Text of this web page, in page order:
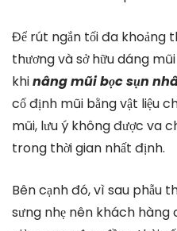
Để rút ngắn tối đa khoảng
thương và sở hữu dáng
khinâng mũi bọc sụn
cố định mũi bằng vật liệu
mũi, lưu ý không được va
trong thời gian nhất định.
Bên cạnh đó, vì sau phẫu
sưng nhẹ nên khách hàng